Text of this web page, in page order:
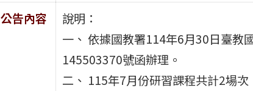
公告內容
說明：
一、 依據國教署114年6月30日臺教
145503370號函辦理。
二、 115年7月份研習課程共計2場次